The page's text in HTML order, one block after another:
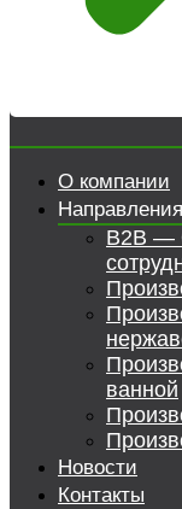
О компании
Направления
B2B —
ванной
Новости
Контакты